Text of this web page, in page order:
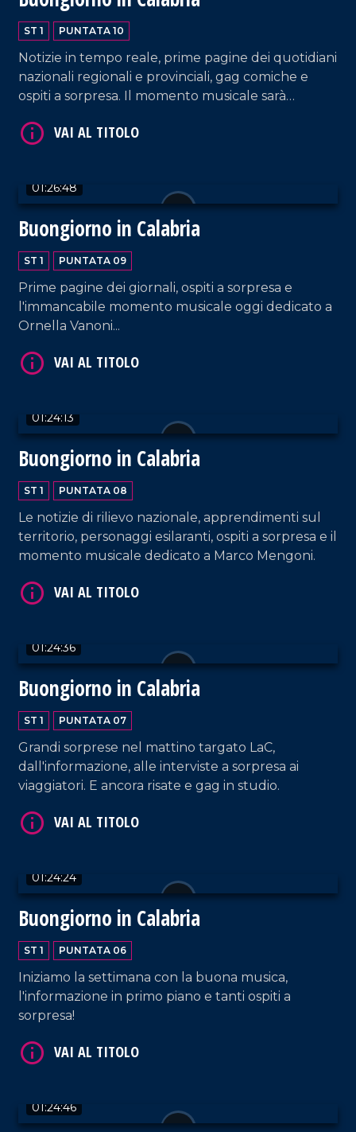
ST 1 PUNTATA 10
Notizie in tempo reale, prime pagine dei quotidiani
nazionali regionali e provinciali, gag comiche e
ospiti a sorpresa. Il momento musicale sarà
01:26:48
Buongiorno in Calabria
ST 1 PUNTATA 09
Prime pagine dei giornali, ospiti a sorpresa e
l'immancabile momento musicale oggi dedicato a
Ornella Vanoni...
01:24:13
Buongiorno in Calabria
ST 1 PUNTATA 08
Le notizie di rilievo nazionale, apprendimenti sul
territorio, personaggi esilaranti, ospiti a sorpresa e il
momento musicale dedicato a Marco Mengoni.
01:24:36
Buongiorno in Calabria
ST 1 PUNTATA 07
Grandi sorprese nel mattino targato LaC,
dall'informazione, alle interviste a sorpresa ai
viaggiatori. E ancora risate e gag in studio.
01:24:24
Buongiorno in Calabria
ST 1 PUNTATA 06
Iniziamo la settimana con la buona musica,
l'informazione in primo piano e tanti ospiti a
sorpresa!
01:24:46